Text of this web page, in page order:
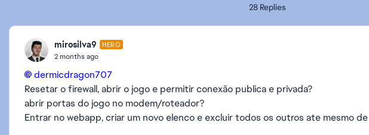
28 Replies
mirosilva9 HERO
2 months ago
dermicdragon707​
Resetar o firewall, abrir o jogo e permitir conexão publica e privada?
abrir portas do jogo no modem/roteador?
Entrar no webapp, criar um novo elenco e excluir todos os outros ate mesmo